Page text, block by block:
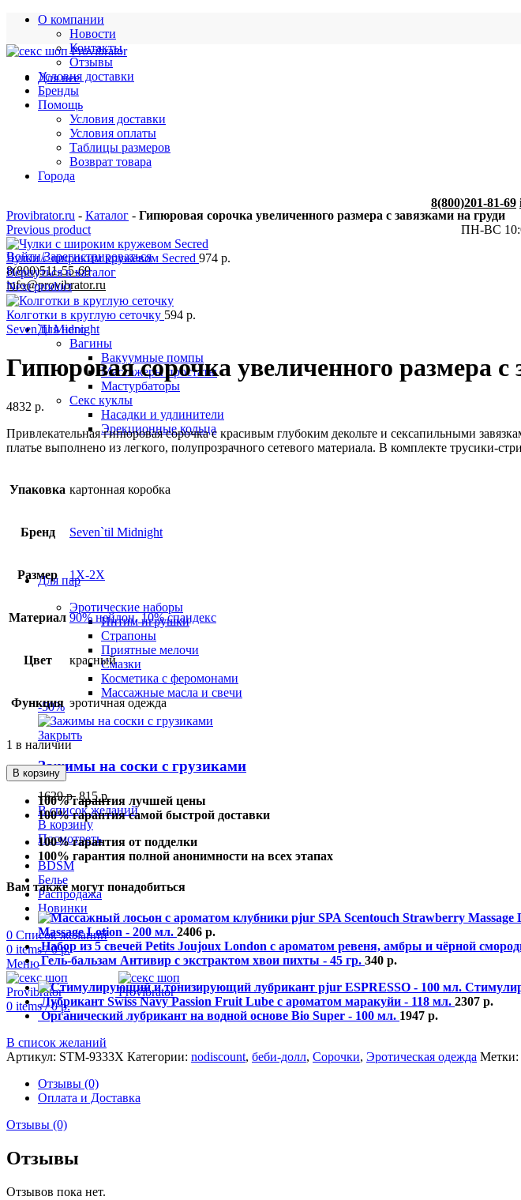
О компании
Новости
Контакты
Отзывы
Условия доставки
Бренды
Помощь
Условия доставки
Условия оплаты
Таблицы размеров
Возврат товара
Города
8(800)201-81-69
ПН-ВС
Войти/Зарегистрироваться
8(800)511-55-69
info@provibrator.ru
Для нее
Для него
Вагины
Вакуумные помпы
Массажеры простаты
Мастурбаторы
Секс куклы
Насадки и удлинители
Эрекционные кольца
Для пар
Эротические наборы
Интим игрушки
Страпоны
Приятные мелочи
Смазки
Косметика с феромонами
Массажные масла и свечи
-50%
Закрыть
Зажимы на соски с грузиками
1629р. 815р.
В список желаний
В корзину
Посмотреть
BDSM
Белье
Распродажа
Новинки
0 Список желаний
0 items / 0р.
Меню
0 items / 0р.
Provibrator.ru - Каталог - Гипюровая сорочка увеличенного размера с завязками на груди
Previous product
Чулки с широким кружевом Secred 974 р.
Вернуться в каталог
Next product
Колготки в круглую сеточку 594 р.
Seven`til Midnight
Гипюровая сорочка увеличенного размера с
4832 р.
Привлекательная гипюровая сорочка с красивым глубоким декольте и сексапильными
платье выполнено из легкого, полупрозрачного сетевого материала. В комплекте трусики-
Упаковка картонная коробка
Бренд Seven`til Midnight
Размер 1X-2X
Материал 90% нейлон, 10% спандекс
Цвет красный
Функция эротичная одежда
1 в наличии
В корзину
100% гарантия лучшей цены
100% гарантия самой быстрой доставки
100% гарантия от подделки
100% гарантия полной анонимности на всех этапах
Вам также могут понадобиться
Massage Lotion - 200 мл. 2406 р.
Набор из 5 свечей Petits Joujoux London с ароматом ревеня, амбры и чёрной
Гель-бальзам Антивир с экстрактом хвои пихты - 45 гр. 340 р.
Лубрикант Swiss Navy Passion Fruit Lube с ароматом маракуйи - 118 мл. 2307 р.
Органический лубрикант на водной основе Bio Super - 100 мл. 1947 р.
В список желаний
Артикул: STM-9333X Категории: nodiscount, беби-долл, Сорочки, Эротическая одежда Метки:
Отзывы (0)
Оплата и Доставка
Отзывы (0)
Отзывы
Отзывов пока нет.